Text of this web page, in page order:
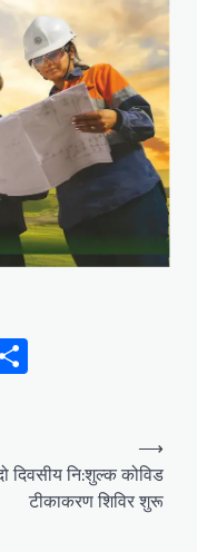
दिवसीय नि:शुल्क कोविड
टीकाकरण शिविर शुरू
⟶